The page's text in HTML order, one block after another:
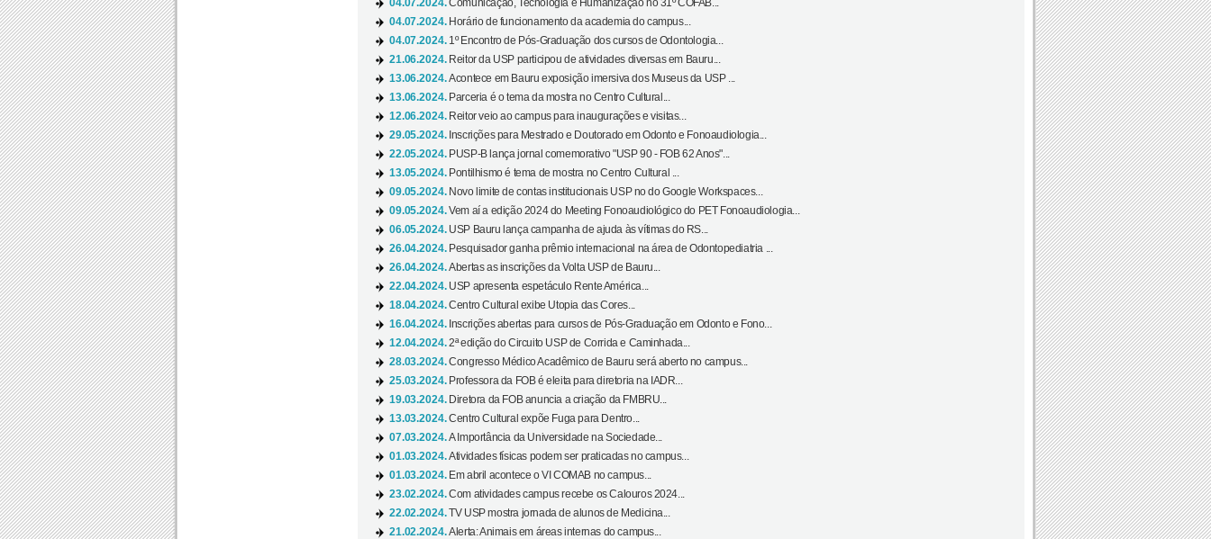
04.07.2024.Comunicação, Tecnologia e Humanização no 31º COFAB...
04.07.2024. Horário de funcionamento da academia do campus...
04.07.2024. 1º Encontro de Pós-Graduação dos cursos de Odontologia...
21.06.2024. Reitor da USP participou de atividades diversas em Bauru...
13.06.2024.Acontece em Bauru exposição imersiva dos Museus da USP ...
13.06.2024. Parceria é o tema da mostra no Centro Cultural...
12.06.2024. Reitor veio ao campus para inaugurações e visitas...
29.05.2024. Inscrições para Mestrado e Doutorado em Odonto e Fonoaudiologia...
22.05.2024. PUSP-B lança jornal comemorativo "USP 90 - FOB 62 Anos"...
13.05.2024. Pontilhismo é tema de mostra no Centro Cultural ...
09.05.2024. Novo limite de contas institucionais USP no do Google Workspaces...
09.05.2024.Vem aí a edição 2024 do Meeting Fonoaudiológico do PET Fonoaudiologia...
06.05.2024. USP Bauru lança campanha de ajuda às vítimas do RS...
26.04.2024. Pesquisador ganha prêmio internacional na área de Odontopediatria ...
26.04.2024.Abertas as inscrições da Volta USP de Bauru...
22.04.2024. USP apresenta espetáculo Rente América...
18.04.2024.Centro Cultural exibe Utopia das Cores...
16.04.2024. Inscrições abertas para cursos de Pós-Graduação em Odonto e Fono...
12.04.2024.2ª edição do Circuito USP de Corrida e Caminhada...
28.03.2024.Congresso Médico Acadêmico de Bauru será aberto no campus...
25.03.2024. Professora da FOB é eleita para diretoria na IADR...
19.03.2024. Diretora da FOB anuncia a criação da FMBRU...
13.03.2024.Centro Cultural expõe Fuga para Dentro...
07.03.2024.A Importância da Universidade na Sociedade...
01.03.2024.Atividades físicas podem ser praticadas no campus...
01.03.2024. Em abril acontece o VI COMAB no campus...
23.02.2024.Com atividades campus recebe os Calouros 2024...
22.02.2024.TV USP mostra jornada de alunos de Medicina...
21.02.2024.Alerta: Animais em áreas internas do campus...